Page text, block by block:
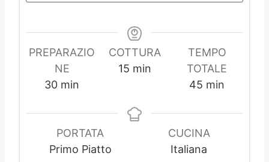
PREPARAZIO
NE
30m
n
u
t
min
COTTURA
15m
u
min
TEMPO
TOTALE
45 m
n
u
t
min
PORTATA
Primo Piatto
CUCINA
Italiana